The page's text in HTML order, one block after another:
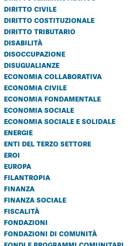
diritto civile
diritto costituzionale
diritto tributario
disabilità
disoccupazione
disugualianze
economia collaborativa
economia civile
economia fondamentale
economia sociale
economia sociale e solidale
energie
enti del terzo settore
eroi
europa
filantropia
finanza
finanza sociale
fiscalità
fondazioni
fondazioni di comunità